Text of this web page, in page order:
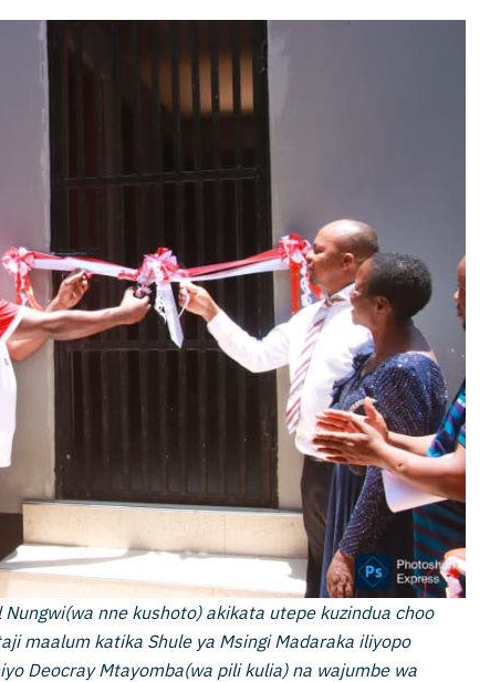
nne kushoto) akikata utepe kuzindua choo
maalum katika Shule ya Msingi Madaraka iliyopo
Deocray Mtayomba(wa pili kulia) na wajumbe wa